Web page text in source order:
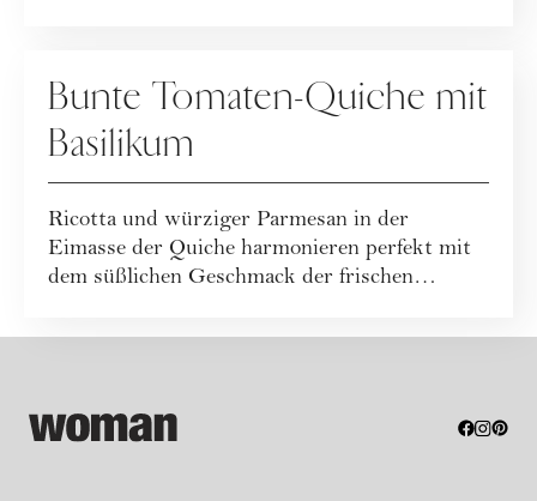
Bunte Tomaten-Quiche mit
Basilikum
Ricotta und würziger Parmesan in der
Eimasse der Quiche harmonieren perfekt mit
dem süßlichen Geschmack der frischen